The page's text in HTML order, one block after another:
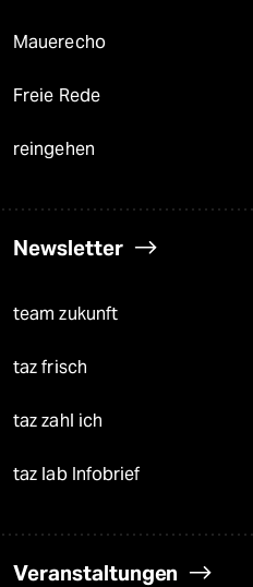
Mauerecho
Freie Rede
reingehen
Newsletter
team zukunft
taz frisch
taz zahl ich
taz lab Infobrief
Veranstaltungen